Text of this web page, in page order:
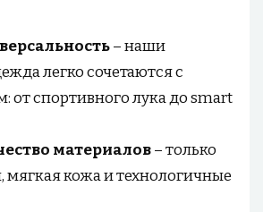
– наши
легко сочетаются с
от спортивного лука до smart
материалов– только
мягкая кожа и технологичные